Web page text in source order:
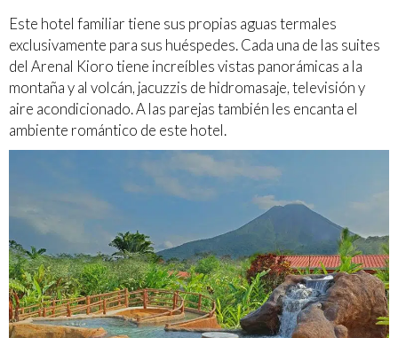
Este hotel familiar tiene sus propias aguas termales
exclusivamente para sus huéspedes. Cada una de las suites
del Arenal Kioro tiene increíbles vistas panorámicas a la
montaña y al volcán, jacuzzis de hidromasaje, televisión y
aire acondicionado. A las parejas también les encanta el
ambiente romántico de este hotel.